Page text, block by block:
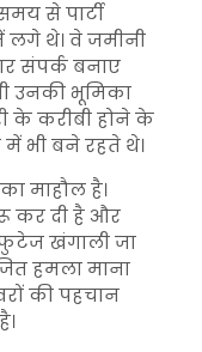
से पार्टी
थे। वे जमीनी
संपर्क बनाए
उनकी भूमिका
के करीबी होने के
भी बने रहते थे।
माहौल है।
कर दी है और
खंगाली जा
हमला माना
की पहचान